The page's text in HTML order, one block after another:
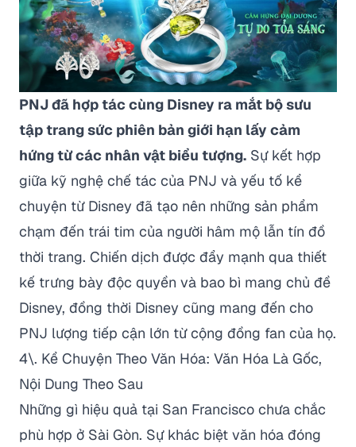
PNJ đã hợp tác cùng Disney ra mắt bộ sưu
tập trang sức phiên bản giới hạn lấy cảm
hứng từ các nhân vật biểu tượng. Sự kết hợp
giữa kỹ nghệ chế tác của PNJ và yếu tố kể
chuyện từ Disney đã tạo nên những sản phẩm
chạm đến trái tim của người hâm mộ lẫn tín đồ
thời trang. Chiến dịch được đẩy mạnh qua thiết
kế trưng bày độc quyền và bao bì mang chủ đề
Disney, đồng thời Disney cũng mang đến cho
PNJ lượng tiếp cận lớn từ cộng đồng fan của họ.
4\. Kể Chuyện Theo Văn Hóa: Văn Hóa Là Gốc,
Nội Dung Theo Sau
Những gì hiệu quả tại San Francisco chưa chắc
phù hợp ở Sài Gòn. Sự khác biệt văn hóa đóng